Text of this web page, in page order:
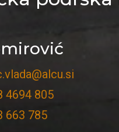
4694 805
663 785